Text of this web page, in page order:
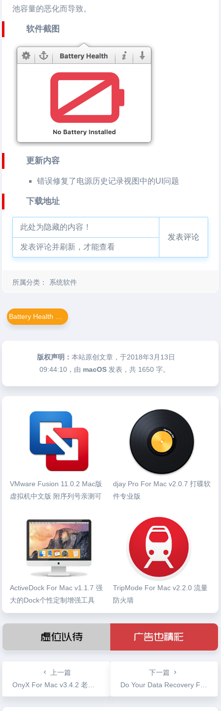
池容量的恶化而导致。
软件截图
更新内容
错误修复了电源历史记录视图中的UI问题
下载地址
此处为隐藏的内容！
发表评论并刷新，才能查看
发表评论
所属分类： 系统软件
版权声明：本站原创文章，于2018年3月13日
09:44:10 ，由 macOS 发表，共 1650 字。
VMware Fusion 11.0.2 Mac版
虚拟机中文版 附序列号亲测可
djay Pro For Mac v2.0.7 打碟软
件专业版
ActiveDock For Mac v1.1.7 强
大的Dock个性定制增强工具
TripMode For Mac v2.2.0 流量
防火墙
上一篇
OnyX For Mac v3.4.2 老牌的系统功能增强工具
下一篇
Do Your Data Recovery For Mac v6.1 多功能数据恢复软件专业版